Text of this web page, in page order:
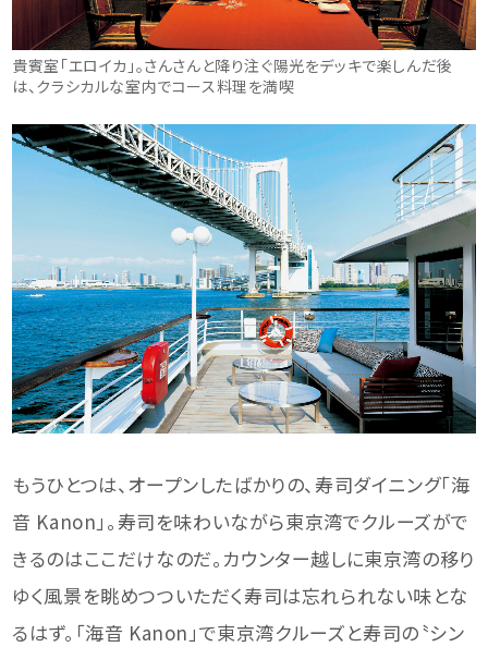
貴賓室「エロイカ」。さんさんと降り注ぐ陽光をデッキで楽しんだ後
は、クラシカルな室内でコース料理を満喫
もうひとつは、オープンしたばかりの、寿司ダイニング「海
音 Kanon」。寿司を味わいながら東京湾でクルーズがで
きるのはここだけなのだ。カウンター越しに東京湾の移り
ゆく風景を眺めつついただく寿司は忘れられない味とな
るはず。「海音 Kanon」で東京湾クルーズと寿司の〝シン